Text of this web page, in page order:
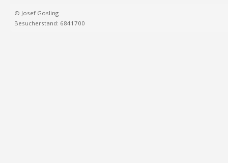
© Josef Gosling
Besucherstand: 6841700